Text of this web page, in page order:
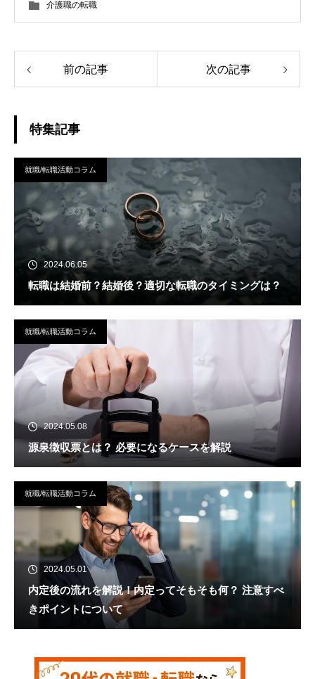
介護職の転職
前の記事 次の記事
特集記事
就職/転職活動コラム
2024.06.05
転職は結婚前？結婚後？適切な転職のタイミングは？
就職/転職活動コラム
2024.05.08
源泉徴収票とは？ 必要になるケースを解説
就職/転職活動コラム
2024.05.01
内定後の流れを解説！内定ってそもそも何？ 注意すべ
きポイントについて